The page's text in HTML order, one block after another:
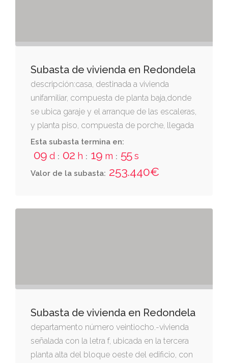
Subasta de vivienda en Redondela
descripción:casa, destinada a vivienda
unifamiliar, compuesta de planta baja,donde
se ubica garaje y el arranque de las escaleras,
y planta piso, compuesta de porche, llegada
de escaleras, vestíbulo-distribuidor, salón-
cocina, comedor, dormitorio, baño y
despensa.-superficie: la superficie construida
total es de ciento cuarenta metros dos
corresponden sesenta y seis metros
Esta subasta termina en:
09 d : 02 h : 19 m : 55s
Valor de la subasta: 253.440€
Subasta de vivienda en Redondela
departamento número veintiocho.-vivienda
señalada con la letra f, ubicada en la tercera
planta alta del bloque oeste del edificio, con